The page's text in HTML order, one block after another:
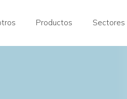
Productos Sectores